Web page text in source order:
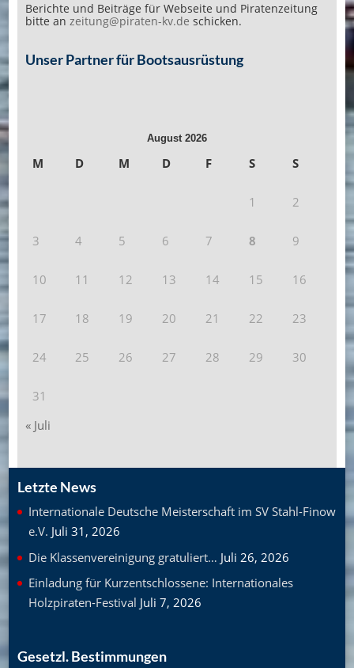
Berichte und Beiträge für Webseite und Piratenzeitung
bitte an zeitung@piraten-kv.de schicken.
Unser Partner für Bootsausrüstung
August 2026
M D M D F S S
1 2
3 4 5 6 7 8 9
10 11 12 13 14 15 16
17 18 19 20 21 22 23
24 25 26 27 28 29 30
31
« Juli
Letzte News
Internationale Deutsche Meisterschaft im SV Stahl-Finow
e.V. Juli 31, 2026
Die Klassenvereinigung gratuliert… Juli 26, 2026
Einladung für Kurzentschlossene: Internationales
Holzpiraten-Festival Juli 7, 2026
Gesetzl. Bestimmungen